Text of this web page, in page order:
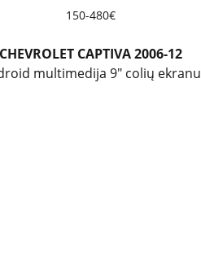
CHEVROLET CAPTIVA 2006-12
multimedija 9" colių ekranu
150-480€